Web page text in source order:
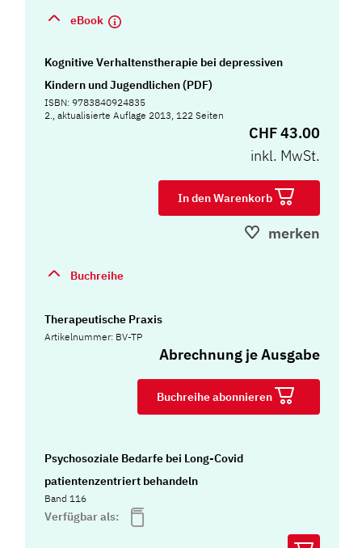
eBook
Kognitive Verhaltenstherapie bei depressiven
Kindern und Jugendlichen (PDF)
ISBN: 9783840924835
2., aktualisierte Auflage 2013, 122 Seiten
CHF 43.00
inkl. MwSt.
In den Warenkorb
merken
Buchreihe
Therapeutische Praxis
Artikelnummer: BV-TP
Abrechnung je Ausgabe
Buchreihe abonnieren
Psychosoziale Bedarfe bei Long-Covid
patientenzentriert behandeln
Band 116
Verfügbar als: